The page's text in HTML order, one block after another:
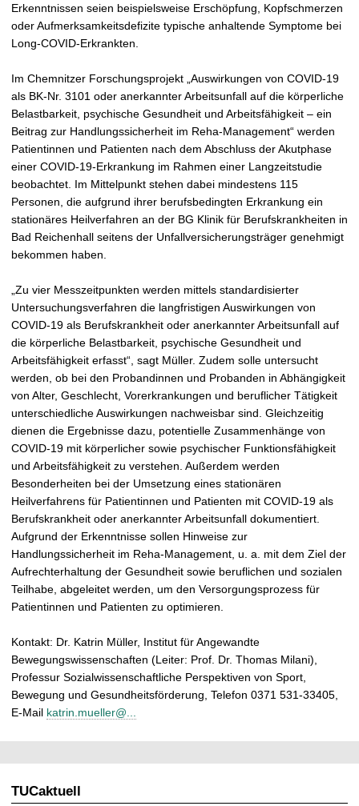
Erkenntnissen seien beispielsweise Erschöpfung, Kopfschmerzen
oder Aufmerksamkeitsdefizite typische anhaltende Symptome bei
Long-COVID-Erkrankten.
Im Chemnitzer Forschungsprojekt „Auswirkungen von COVID-19
als BK-Nr. 3101 oder anerkannter Arbeitsunfall auf die körperliche
Belastbarkeit, psychische Gesundheit und Arbeitsfähigkeit – ein
Beitrag zur Handlungssicherheit im Reha-Management“ werden
Patientinnen und Patienten nach dem Abschluss der Akutphase
einer COVID-19-Erkrankung im Rahmen einer Langzeitstudie
beobachtet. Im Mittelpunkt stehen dabei mindestens 115
Personen, die aufgrund ihrer berufsbedingten Erkrankung ein
stationäres Heilverfahren an der BG Klinik für Berufskrankheiten in
Bad Reichenhall seitens der Unfallversicherungsträger genehmigt
bekommen haben.
„Zu vier Messzeitpunkten werden mittels standardisierter
Untersuchungsverfahren die langfristigen Auswirkungen von
COVID-19 als Berufskrankheit oder anerkannter Arbeitsunfall auf
die körperliche Belastbarkeit, psychische Gesundheit und
Arbeitsfähigkeit erfasst“, sagt Müller. Zudem solle untersucht
werden, ob bei den Probandinnen und Probanden in Abhängigkeit
von Alter, Geschlecht, Vorerkrankungen und beruflicher Tätigkeit
unterschiedliche Auswirkungen nachweisbar sind. Gleichzeitig
dienen die Ergebnisse dazu, potentielle Zusammenhänge von
COVID-19 mit körperlicher sowie psychischer Funktionsfähigkeit
und Arbeitsfähigkeit zu verstehen. Außerdem werden
Besonderheiten bei der Umsetzung eines stationären
Heilverfahrens für Patientinnen und Patienten mit COVID-19 als
Berufskrankheit oder anerkannter Arbeitsunfall dokumentiert.
Aufgrund der Erkenntnisse sollen Hinweise zur
Handlungssicherheit im Reha-Management, u. a. mit dem Ziel der
Aufrechterhaltung der Gesundheit sowie beruflichen und sozialen
Teilhabe, abgeleitet werden, um den Versorgungsprozess für
Patientinnen und Patienten zu optimieren.
Kontakt: Dr. Katrin Müller, Institut für Angewandte
Bewegungswissenschaften (Leiter: Prof. Dr. Thomas Milani),
Professur Sozialwissenschaftliche Perspektiven von Sport,
Bewegung und Gesundheitsförderung, Telefon 0371 531-33405,
E-Mail katrin.mueller@...
TUCaktuell